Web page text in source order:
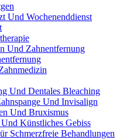
Und Wochenenddienst
Und Zahnentfernung
Und Dentales Bleaching
Und Invisalign
Und Bruxismus
Künstliches Gebiss
Schmerzfreie Behandlungen